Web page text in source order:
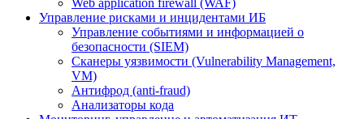
Управление рисками и инцидентами ИБ
Управление событиями и информацией о
безопасности (SIEM)
Сканеры уязвимости (Vulnerability Management,
VM)
Антифрод (anti-fraud)
Анализаторы кода